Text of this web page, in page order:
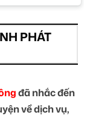
PHÁT
đã nhắc đến
về dịch vụ,